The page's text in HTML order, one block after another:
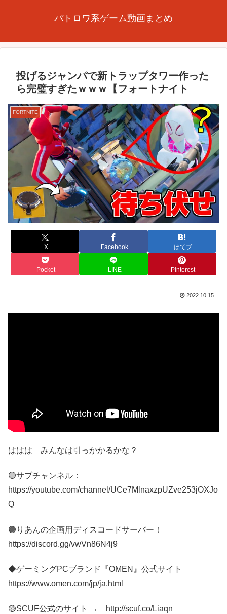
バトロワ系ゲーム動画まとめ
投げるジャンパで新トラップタワー作った
ら完璧すぎたｗｗｗ【フォートナイト
FORTNITE
X Facebook はてブ
Pocket LINE Pinterest
2022.10.15
ははは みんなは引っかかるかな？
🟢サブチャンネル：
https://youtube.com/channel/UCe7MlnaxzpUZve253jOXJo
Q
🟣りあんの企画用ディスコードサーバー！
https://discord.gg/vwVn86N4j9
◆ゲーミングPCブランド『OMEN』公式サイト
https://www.omen.com/jp/ja.html
🟡SCUF公式のサイト → http://scuf.co/Liaqn